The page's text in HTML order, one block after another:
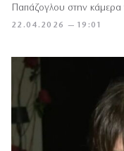
22.04.2026 — 19:01
Παπάζογλου στην κάμερα